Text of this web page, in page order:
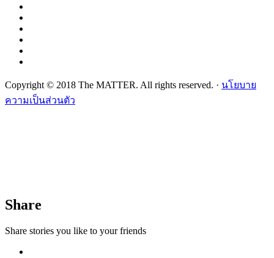
Copyright © 2018 The MATTER. All rights reserved. · นโยบาย
ความเป็นส่วนตัว
Share
Share stories you like to your friends